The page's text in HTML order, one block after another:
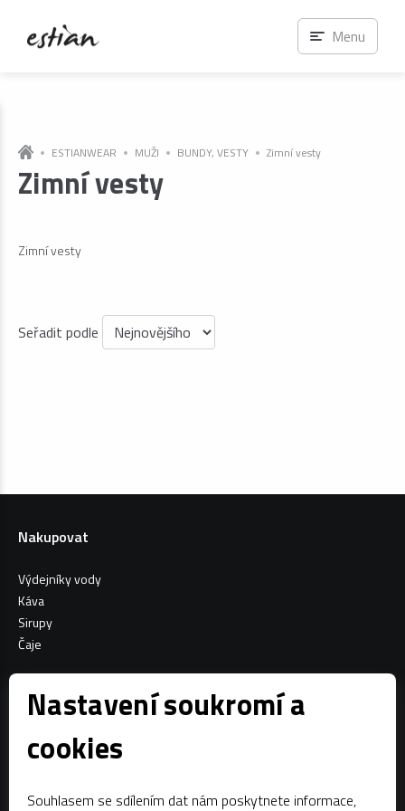
Nastavení soukromí a
cookies
Souhlasem se sdílením dat nám poskytnete informace,
ESTIANWEAR MUŽI BUNDY, VESTY Zimní vesty
Zimní vesty
Zimní vesty
Seřadit podle
Nakupovat
Výdejníky vody
Káva
Sirupy
Čaje
Menu